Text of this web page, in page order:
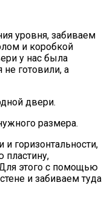
уровня, забиваем
и коробкой
у нас была
готовили, а
размера.
горизонтальности,
этого с помощью
и забиваем туда